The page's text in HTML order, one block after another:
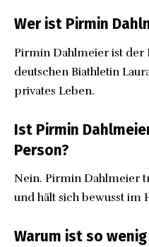
Wer ist Pirmin
Pirmin Dahlmeier ist der
deutschen Biathletin
privates Leben.
Ist Pirmin
Person?
Nein. Pirmin Dahlmeier
und hält sich bewusst im
Warum ist so